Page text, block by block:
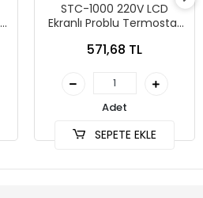
STC-1000 220V LCD
Ekranlı Problu Termostat
Cihazı
571,68 TL
Adet
SEPETE EKLE